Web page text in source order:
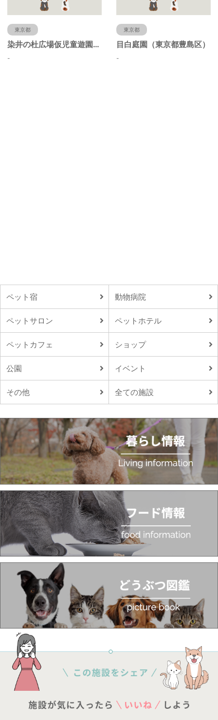
東京都
染井の杜広場仮児童遊園（東京都豊島区）
-
東京都
目白庭園（東京都豊島区）
-
ペット宿 動物病院
ペットサロン ペットホテル
ペットカフェ ショップ
公園 イベント
その他 全ての施設